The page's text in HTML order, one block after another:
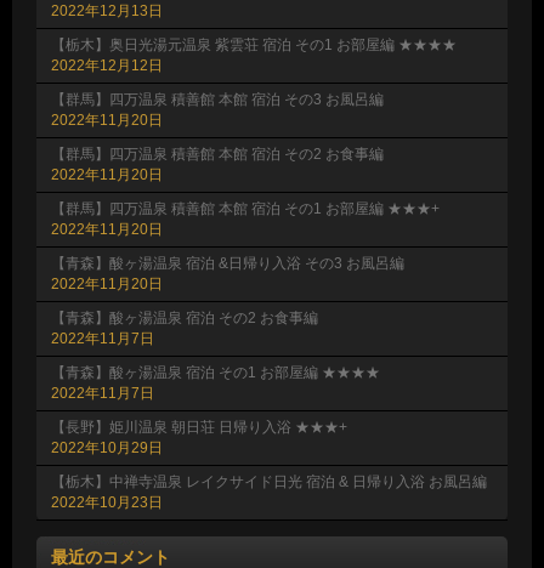
2022年12月13日
【栃木】奥日光湯元温泉 紫雲荘 宿泊 その1 お部屋編 ★★★★
2022年12月12日
【群馬】四万温泉 積善館 本館 宿泊 その3 お風呂編
2022年11月20日
【群馬】四万温泉 積善館 本館 宿泊 その2 お食事編
2022年11月20日
【群馬】四万温泉 積善館 本館 宿泊 その1 お部屋編 ★★★+
2022年11月20日
【青森】酸ヶ湯温泉 宿泊 &日帰り入浴 その3 お風呂編
2022年11月20日
【青森】酸ヶ湯温泉 宿泊 その2 お食事編
2022年11月7日
【青森】酸ヶ湯温泉 宿泊 その1 お部屋編 ★★★★
2022年11月7日
【長野】姫川温泉 朝日荘 日帰り入浴 ★★★+
2022年10月29日
【栃木】中禅寺温泉 レイクサイド日光 宿泊 & 日帰り入浴 お風呂編
2022年10月23日
最近のコメント